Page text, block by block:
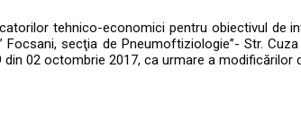
tehnico-economici pentru obiectivul de
secţia de Pneumoftiziologie”- Str.
02 octombrie 2017, ca urmare a modificărilor